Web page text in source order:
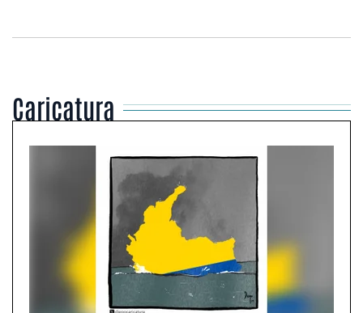
Caricatura